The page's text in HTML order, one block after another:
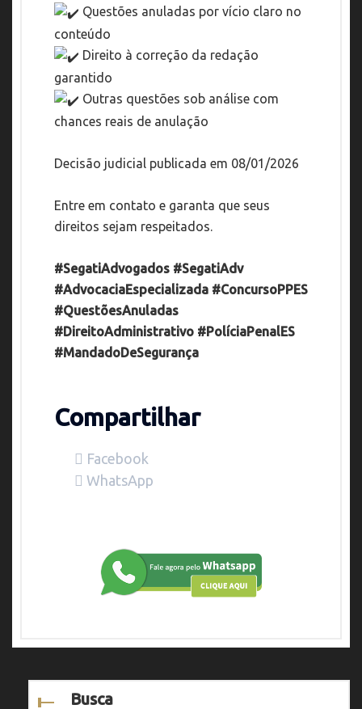
Questões anuladas por vício claro no
conteúdo
Direito à correção da redação
garantido
Outras questões sob análise com
chances reais de anulação
Decisão judicial publicada em 08/01/2026
Entre em contato e garanta que seus
direitos sejam respeitados.
#SegatiAdvogados #SegatiAdv
#AdvocaciaEspecializada #ConcursoPPES
#QuestõesAnuladas
#DireitoAdministrativo #PolíciaPenalES
#MandadoDeSegurança
Compartilhar
Facebook
WhatsApp
Busca